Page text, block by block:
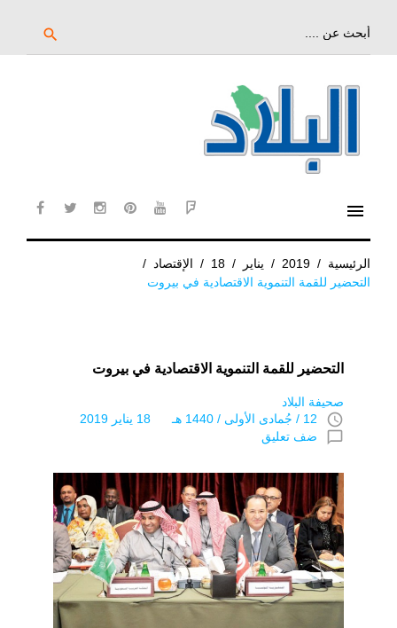
search
menu
الرئيسية /
2019
/ يناير /
18
/ الإقتصاد
/
التحضير للقمة التنموية الاقتصادية في بيروت
التحضير للقمة التنموية الاقتصادية في بيروت
صحيفة البلاد
access_time 12 / جُمادى اﻷولى / 1440 هـ 18 يناير 2019
chat_bubble_outline ضف تعليق